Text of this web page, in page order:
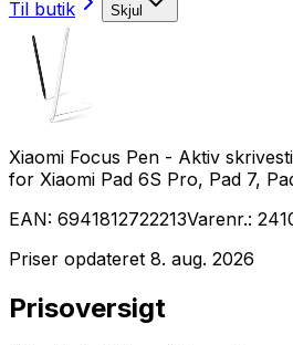
Til butik
Skjul
Xiaomi Focus Pen - Aktiv
for Xiaomi Pad 6S Pro, Pad 7,
EAN: 6941812722213Varenr.:
Priser opdateret 8. aug. 2026
Prisoversigt